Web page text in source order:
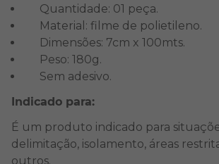
Quantidade: 01 peça.
Material: filme de polietileno.
Dimensões: 7cm x 100mts.
Peso: 180g.
Sem adesivo.
Indicado para:
É um produto indicado para
delimitação, isolamento, áreas
outros.